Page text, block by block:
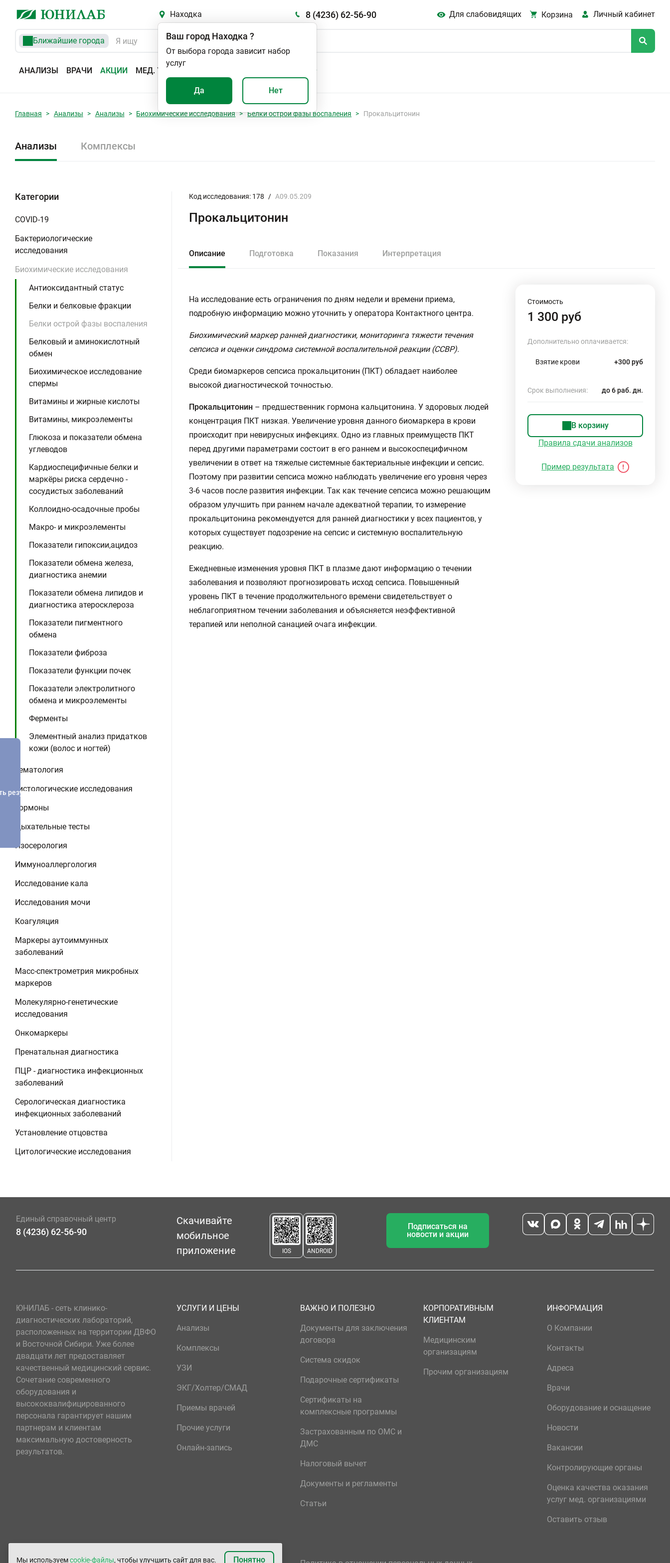
Находка 8 (4236) 62-56-90 Для слабовидящих Корзина Личный кабинет
Ближайшие города
АНАЛИЗЫ ВРАЧИ АКЦИИ МЕД. УСЛУГИ
Ваш город Находка ?
От выбора города зависит набор
услуг
Да Нет
Главная Анализы Анализы Биохимические исследования Белки острой фазы воспаления Прокальцитонин
Анализы Комплексы
Категории
COVID-19
Бактериологические
исследования
Биохимические исследования
Антиоксидантный статус
Белки и белковые фракции
Белки острой фазы воспаления
Белковый и аминокислотный
обмен
Биохимическое исследование
спермы
Витамины и жирные кислоты
Витамины, микроэлементы
Глюкоза и показатели обмена
углеводов
Кардиоспецифичные белки и
маркёры риска сердечно -
сосудистых заболеваний
Коллоидно-осадочные пробы
Макро- и микроэлементы
Показатели гипоксии,ацидоз
Показатели обмена железа,
диагностика анемии
Показатели обмена липидов и
диагностика атеросклероза
Показатели пигментного
обмена
Показатели фиброза
Показатели функции почек
Показатели электролитного
обмена и микроэлементы
Ферменты
Элементный анализ придатков
кожи (волос и ногтей)
Гематология
Гистологические исследования
Гормоны
Дыхательные тесты
Изосерология
Иммуноаллергология
Исследование кала
Исследования мочи
Коагуляция
Маркеры аутоиммунных
заболеваний
Масс-спектрометрия микробных
маркеров
Молекулярно-генетические
исследования
Онкомаркеры
Пренатальная диагностика
ПЦР - диагностика инфекционных
заболеваний
Серологическая диагностика
инфекционных заболеваний
Установление отцовства
Цитологические исследования
Код исследования: 178 / A09.05.209
Прокальцитонин
Описание Подготовка Показания Интерпретация
На исследование есть ограничения по дням недели и времени приема,
подробную информацию можно уточнить у оператора Контактного центра.
Биохимический маркер ранней диагностики, мониторинга тяжести течения
сепсиса и оценки синдрома системной воспалительной реакции (ССВР).
Среди биомаркеров сепсиса прокальцитонин (ПКТ) обладает наиболее
высокой диагностической точностью.
Прокальцитонин – предшественник гормона кальцитонина. У здоровых людей
концентрация ПКТ низкая. Увеличение уровня данного биомаркера в крови
происходит при невирусных инфекциях. Одно из главных преимуществ ПКТ
перед другими параметрами состоит в его раннем и высокоспецифичном
увеличении в ответ на тяжелые системные бактериальные инфекции и сепсис.
Поэтому при развитии сепсиса можно наблюдать увеличение его уровня через
3-6 часов после развития инфекции. Так как течение сепсиса можно решающим
образом улучшить при раннем начале адекватной терапии, то измерение
прокальцитонина рекомендуется для ранней диагностики у всех пациентов, у
которых существует подозрение на сепсис и системную воспалительную
реакцию.
Ежедневные изменения уровня ПКТ в плазме дают информацию о течении
заболевания и позволяют прогнозировать исход сепсиса. Повышенный
уровень ПКТ в течение продолжительного времени свидетельствует о
неблагоприятном течении заболевания и объясняется неэффективной
терапией или неполной санацией очага инфекции.
Стоимость
1 300 руб
Дополнительно оплачивается:
Взятие крови +300 руб
Срок выполнения: до 6 раб. дн.
В корзину
Правила сдачи анализов
Пример результата
результатов
Единый справочный центр
8 (4236) 62-56-90
Скачивайте
мобильное
приложение
IOS ANDROID
Подписаться на
новости и акции
ЮНИЛАБ - сеть клинико-
диагностических лабораторий,
расположенных на территории ДВФО
и Восточной Сибири. Уже более
двадцати лет предоставляет
качественный медицинский сервис.
Сочетание современного
оборудования и
высококвалифицированного
персонала гарантирует нашим
партнерам и клиентам
максимальную достоверность
результатов.
УСЛУГИ И ЦЕНЫ
Анализы
Комплексы
УЗИ
ЭКГ/Холтер/СМАД
Приемы врачей
Прочие услуги
Онлайн-запись
ВАЖНО И ПОЛЕЗНО
Документы для заключения
договора
Система скидок
Подарочные сертификаты
Сертификаты на
комплексные программы
Застрахованным по ОМС и
ДМС
Налоговый вычет
Документы и регламенты
Статьи
КОРПОРАТИВНЫМ
КЛИЕНТАМ
Медицинским
организациям
Прочим организациям
ИНФОРМАЦИЯ
О Компании
Контакты
Адреса
Врачи
Оборудование и оснащение
Новости
Вакансии
Контролирующие органы
Оценка качества оказания
услуг мед. организациями
Оставить отзыв
Мы используемcookie-файлы, чтобы улучшить сайт для вас. Понятно